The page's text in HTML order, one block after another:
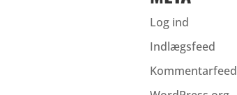
Log ind
Indlægsfeed
Kommentarfeed